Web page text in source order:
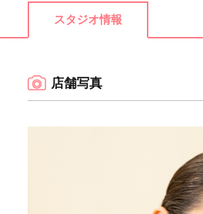
スタジオ情報
店舗写真